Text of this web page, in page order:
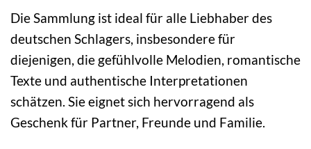
Die Sammlung ist ideal für alle Liebhaber des
deutschen Schlagers, insbesondere für
diejenigen, die gefühlvolle Melodien, romantische
Texte und authentische Interpretationen
schätzen. Sie eignet sich hervorragend als
Geschenk für Partner, Freunde und Familie.